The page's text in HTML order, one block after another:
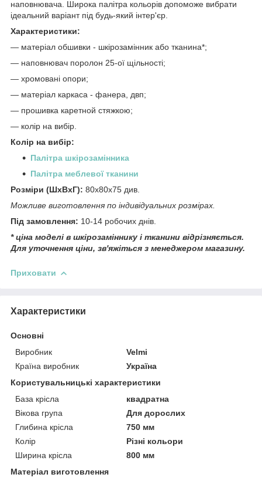
наповнювача. Широка палітра кольорів допоможе вибрати
ідеальний варіант під будь-який інтер'єр.
Характеристики:
― матеріал обшивки - шкірозамінник або тканина*;
― наповнювач поролон 25-ої щільності;
― хромовані опори;
― матеріал каркаса - фанера, двп;
― прошивка каретной стяжкою;
― колір на вибір.
Колір на вибір:
Палітра шкірозамінника
Палітра меблевої тканини
Розміри (ШхВхГ): 80х80х75 див.
Можливе виготовлення по індивідуальних розмірах.
Під замовлення: 10-14 робочих днів.
* ціна моделі в шкірозаміннику і тканини відрізняється.
Для уточнення ціни, зв'яжіться з менеджером магазину.
Приховати
Характеристики
Основні
Виробник
Velmi
Країна виробник
Україна
Користувальницькі характеристики
База крісла
квадратна
Вікова група
Для дорослих
Глибина крісла
750 мм
Колір
Різні кольори
Ширина крісла
800 мм
Матеріал виготовлення